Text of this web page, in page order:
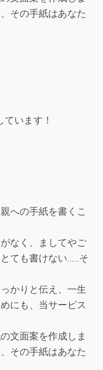
その手紙はあなた
います！
への手紙を書くこ
なく、ましてやご
ても書けない……そ
かりと伝え、一生
にも、当サービス
文面案を作成しま
その手紙はあなた